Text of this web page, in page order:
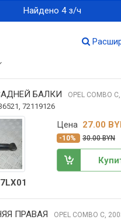
Найдено 4 з/ч
БАЛКИ OPEL COMBO
72119126
Цена 27.00
-10% 30.00 BYN
ПРАВАЯ OPEL COMBO C,